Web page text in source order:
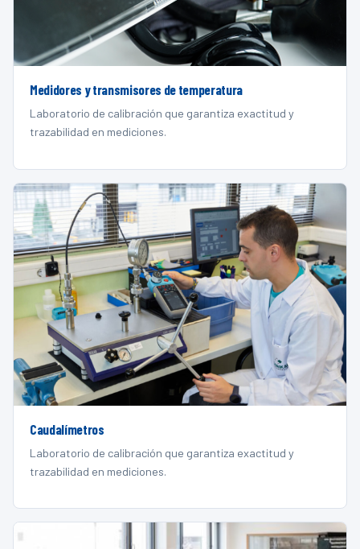
Medidores y transmisores de temperatura
Laboratorio de calibración que garantiza exactitud y
trazabilidad en mediciones.
Caudalímetros
Laboratorio de calibración que garantiza exactitud y
trazabilidad en mediciones.